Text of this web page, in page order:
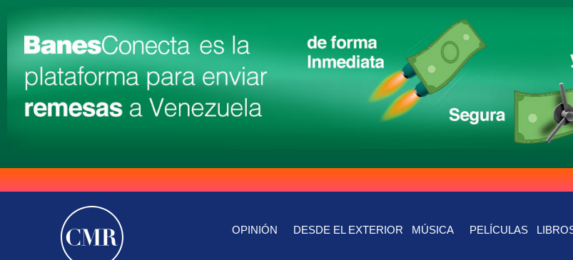
OPINIÓN DESDE EL EXTERIOR MÚSICA PELÍCULAS